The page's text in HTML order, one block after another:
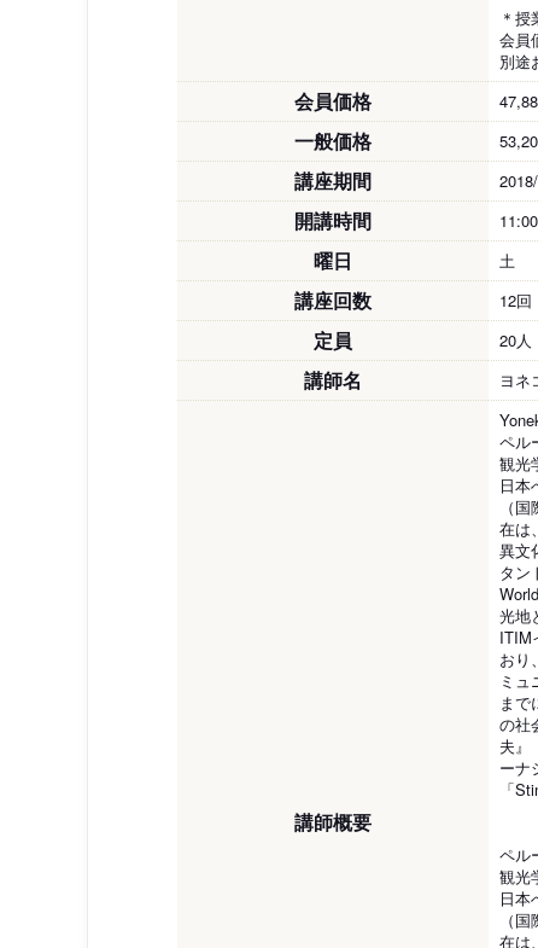
＊授
会員
別途
会員価格
一般価格
講座期間
開講時間
曜日 土
講座回数 12回
定員 20人
講師名 ヨネ
講師概要
ペル
観光
日本
（
在は
異文
タン
光地
ITIM
おり
ミ
まで
の社
夫』
ーナ
「
ペル
観光
日本
（
在は